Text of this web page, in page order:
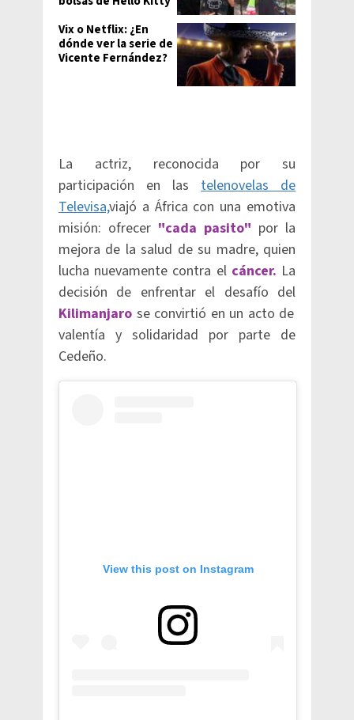
Vix o Netflix: ¿En
dónde ver la serie de
Vicente Fernández?
La actriz, reconocida por su
participación en las telenovelas de
Televisa,viajó a África con una emotiva
misión: ofrecer "cada pasito" por la
mejora de la salud de su madre, quien
lucha nuevamente contra el cáncer. La
decisión de enfrentar el desafío del
Kilimanjaro se convirtió en un acto de
valentía y solidaridad por parte de
Cedeño.
View this post on Instagram